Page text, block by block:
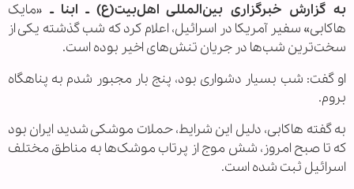
به گزارش خبرگزاری بین‌المللی اهل‌بیت(ع) ـ ابنا ـ «مایک
هاکابی» سفیر آمریکا در اسرائیل، اعلام کرد که شب گذشته یکی از
سخت‌ترین شب‌ها در جریان تنش‌های اخیر بوده است.
او گفت: شب بسیار دشواری بود، پنج بار مجبور شدم به پناهگاه
بروم.
به گفته هاکابی، دلیل این شرایط، حملات موشکی شدید ایران بود
که تا صبح امروز، شش موج از پرتاب موشک‌ها به مناطق مختلف
اسرائیل ثبت شده است.